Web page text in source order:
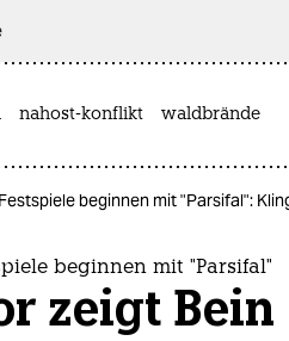
nahost-konflikt waldbrände
beginnen mit "Parsifal":
beginnen mit "Parsifal"
zeigt Bein